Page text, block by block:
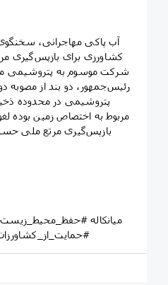
آب پاکی مهاجرانی،
کشاورزی برای بازپس‌گیری
شرکت موسوم به پتروشیمی
رئیس‌جمهور، دو بند از مصوبه
پتروشیمی در محدوده
مربوط به اختصاص زمین بوده
بازپس‌گیری مرتع ملی